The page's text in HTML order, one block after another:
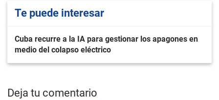
Te puede interesar
Cuba recurre a la IA para gestionar los apagones en
medio del colapso eléctrico
Deja tu comentario